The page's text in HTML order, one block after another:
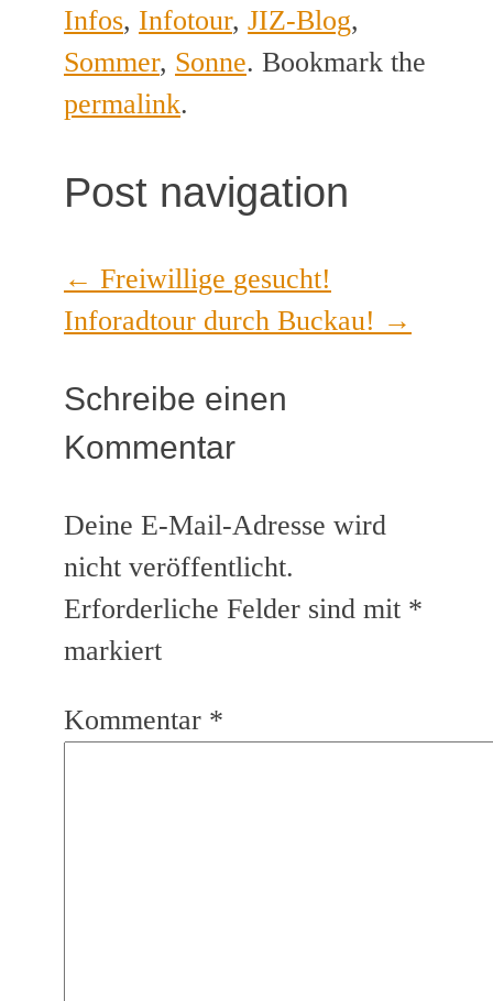
Infos, Infotour, JIZ-Blog,
Sommer, Sonne. Bookmark the
permalink.
Post navigation
← Freiwillige gesucht!
Inforadtour durch Buckau! →
Schreibe einen
Kommentar
Deine E-Mail-Adresse wird
nicht veröffentlicht.
Erforderliche Felder sind mit *
markiert
Kommentar *